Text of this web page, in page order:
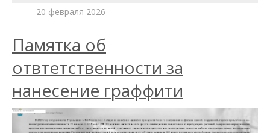
20 февраля 2026
Памятка об
отвтетственности за
нанесение граффити